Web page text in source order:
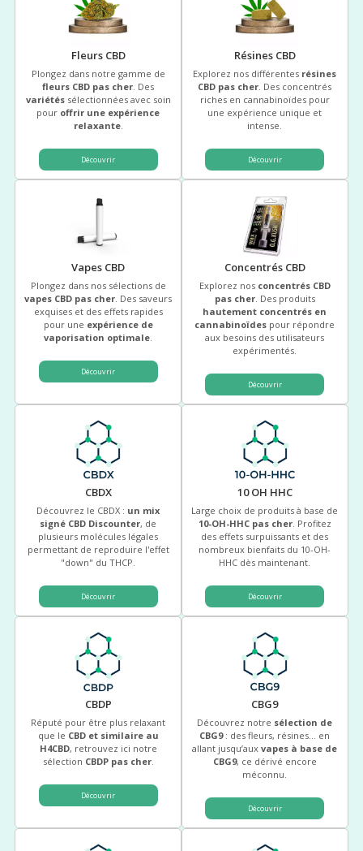
(0 avis)
(36
Fleurs CBD
Plongez dans notre gamme de
fleurs CBD pas cher. Des
variétéssélectionnées avec soin
pour offrir une expérience
relaxante.
Découvrir
Résines CBD
Explorez nos différentes résines
CBD pas cher. Des concentrés
riches en cannabinoïdes pour
une expérience unique et
intense.
Découvrir
Vapes CBD
Plongez dans nos sélections de
vapes CBD pas cher. Des saveurs
exquises et des effets rapides
pour une expérience de
vaporisation optimale.
Découvrir
Concentrés CBD
Explorez nos concentrés CBD
pas cher. Des produits
hautement concentrés en
cannabinoïdes pour répondre
aux besoins des utilisateurs
expérimentés.
Découvrir
CBDX
Découvrez le CBDX : un mix
signé CBD Discounter, de
plusieurs molécules légales
permettant de reproduire l'effet
"down" du THCP.
Découvrir
10 OH HHC
Large choix de produits à base de
10-OH-HHC pas cher. Profitez
des effets surpuissants et des
nombreux bienfaits du 10-OH-
HHC dès maintenant.
Découvrir
CBDP
Réputé pour être plus relaxant
que le CBD et similaire au
H4CBD, retrouvez ici notre
sélection CBDP pas cher.
Découvrir
CBG9
Découvrez notre sélection de
CBG9: des fleurs, résines… en
allant jusqu’auxvapes à base de
CBG9, ce dérivé encore
méconnu.
Découvrir